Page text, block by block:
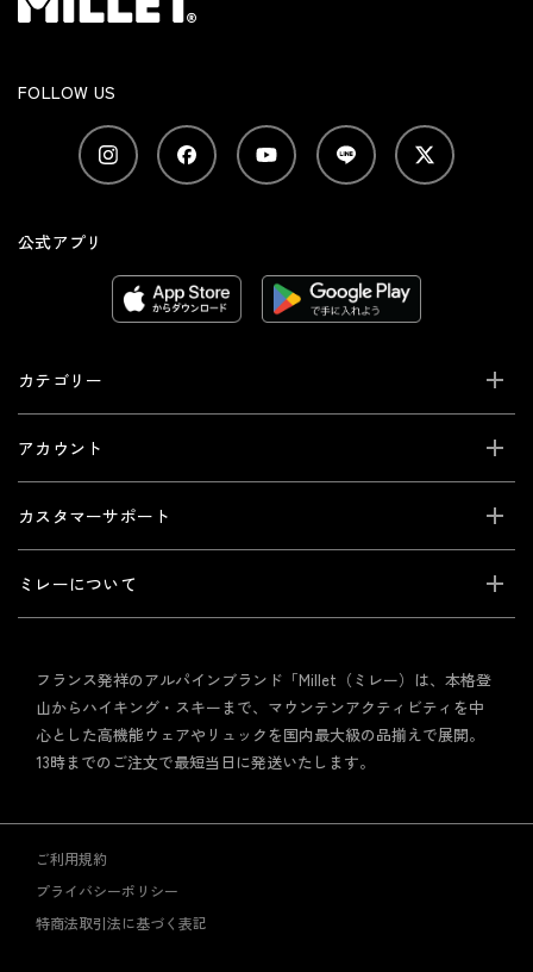
FOLLOW US
公式アプリ
カテゴリー
アカウント
カスタマーサポート
ミレーについて
フランス発祥のアルパインブランド「Millet（ミレー）は、本格登
山からハイキング・スキーまで、マウンテンアクティビティを中
心とした高機能ウェアやリュックを国内最大級の品揃えで展開。
13時までのご注文で最短当日に発送いたします。
ご利用規約
プライバシーポリシー
特商法取引法に基づく表記